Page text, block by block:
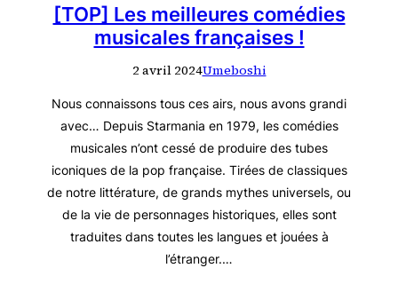
[TOP] Les meilleures comédies
musicales françaises !
2 avril 2024Umeboshi
Nous connaissons tous ces airs, nous avons grandi
avec… Depuis Starmania en 1979, les comédies
musicales n’ont cessé de produire des tubes
iconiques de la pop française. Tirées de classiques
de notre littérature, de grands mythes universels, ou
de la vie de personnages historiques, elles sont
traduites dans toutes les langues et jouées à
l’étranger.…